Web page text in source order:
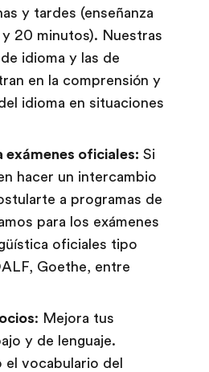
y tardes (enseñanza
20 minutos). Nuestras
idioma y las de
en la comprensión y
idioma en situaciones
exámenes oficiales: Si
hacer un intercambio
a programas de
para los exámenes
oficiales tipo
Goethe, entre
: Mejora tus
y de lenguaje.
vocabulario del